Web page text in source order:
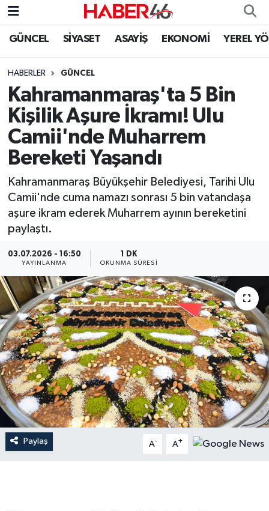
GÜNCEL SİYASET ASAYİŞ EKONOMİ YEREL
HABERLER GÜNCEL
Kahramanmaraş'ta 5 Bin
Kişilik Aşure İkramı! Ulu
Camii'nde Muharrem
Bereketi Yaşandı
Kahramanmaraş Büyükşehir Belediyesi, Tarihi Ulu
Camii'nde cuma namazı sonrası 5 bin vatandaşa
aşure ikram ederek Muharrem ayının bereketini
paylaştı.
03.07.2026 - 16:50
YAYINLANMA
1 DK
OKUNMA SÜRESI
Paylaş A- A+
GÜNCEL
SİYASET
EKONOMİ
SPOR
YAŞAM
TEKNOLOJİ
SAĞLIK
EĞİTİM
İLÇE HABERLERİ
KÜLTÜR-SANAT
KSÜ
DÜNYA
ROPORTAJ
MAGAZİN
Nöbetçi Eczaneler
Hava Durumu
Kahramanmaraş Namaz Vakitleri
Trafik Durumu
Süper Lig Puan Durumu ve Fikstür
Tüm Manşetler
Son Dakika Haberleri
Haber Arşivi